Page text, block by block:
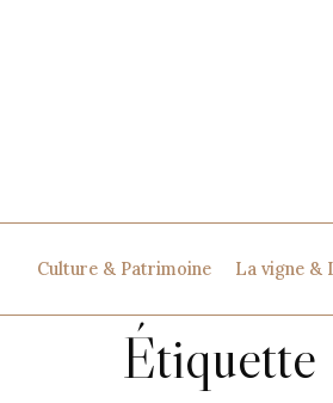
Culture & Patrimoine La vigne &
Étiquette